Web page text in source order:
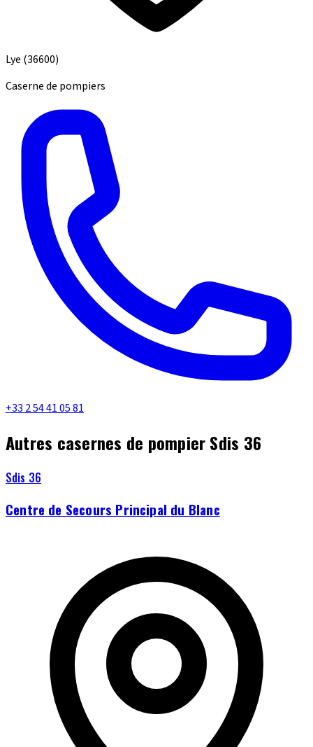
Lye (36600)
Caserne de pompiers
+33 2 54 41 05 81
Autres casernes de pompier Sdis 36
Sdis 36
Centre de Secours Principal du Blanc